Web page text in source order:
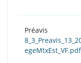
Préavis
egeMtxEst_VF.pdf